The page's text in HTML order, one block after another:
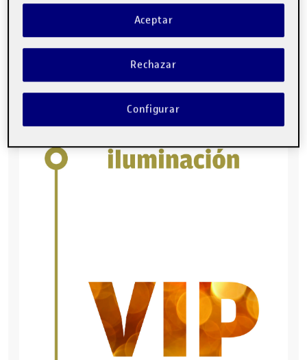
Rechazar
Aceptar
Configurar